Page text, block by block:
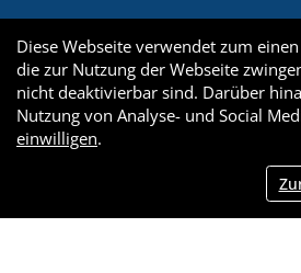
Diese Webseite verwendet zum
die zur Nutzung der Webseite
nicht deaktivierbar sind. Darüber
Nutzung von Analyse- und Social
einwilligen.